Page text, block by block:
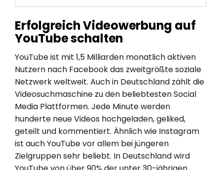
Erfolgreich Videowerbung auf
YouTube schalten
YouTube ist mit 1,5 Milliarden monatlich aktiven
Nutzern nach Facebook das zweitgrößte soziale
Netzwerk weltweit. Auch in Deutschland zählt die
Videosuchmaschine zu den beliebtesten Social
Media Plattformen. Jede Minute werden
hunderte neue Videos hochgeladen, geliked,
geteilt und kommentiert. Ähnlich wie Instagram
ist auch YouTube vor allem bei jüngeren
Zielgruppen sehr beliebt. In Deutschland wird